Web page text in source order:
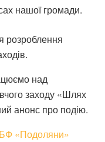
нашої громади.
над
заходу «Шлях
анонс про подію.
«Подоляни»